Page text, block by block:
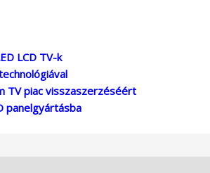
LCD TV-k
TV piac visszaszerzéséért
panelgyártásba